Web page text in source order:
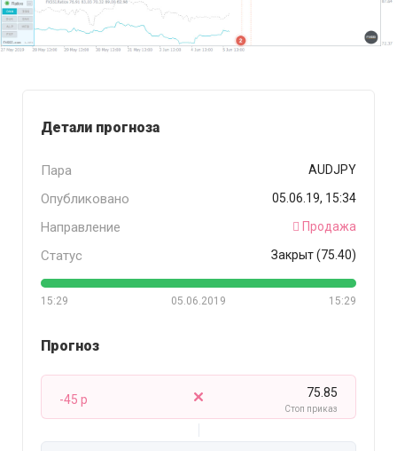
Детали прогноза
Пара AUDJPY
Опубликовано 05.06.19, 15:34
Направление Продажа
Статус Закрыт (75.40)
15:29 15:29
05.06.2019
Прогноз
-45 p 75.85
Стоп приказ